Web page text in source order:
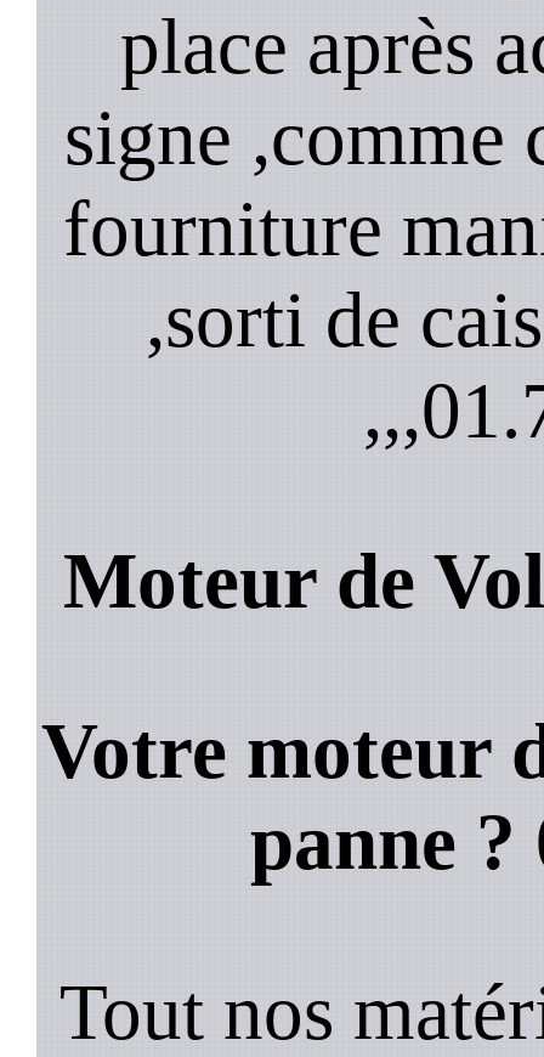
place après
signe ,comme
fourniture
,sorti de
,,,
Moteur de
Votre moteur
panne ?
Tout nos